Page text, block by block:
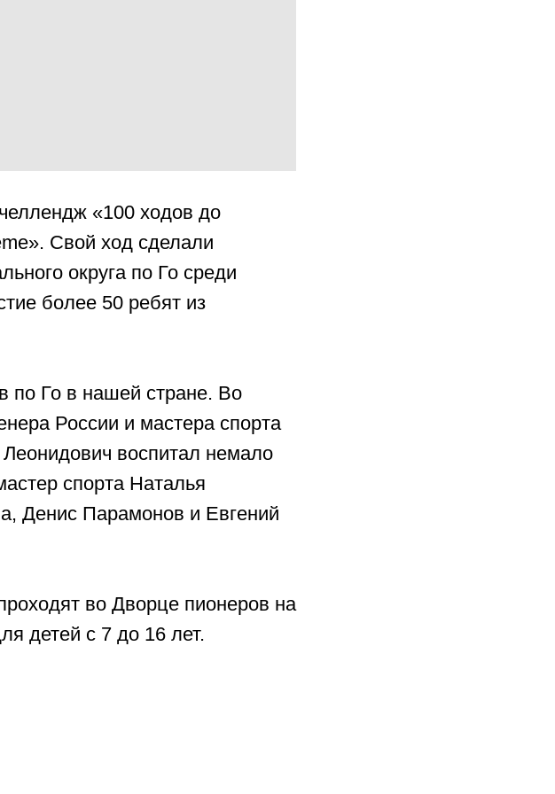
«100 ходов до
Свой ход сделали
округа по Го среди
более 50 ребят из
по Го в нашей стране. Во
России и мастера спорта
воспитал немало
спорта Наталья
Денис Парамонов и Евгений
во Дворце пионеров на
детей с 7 до 16 лет.